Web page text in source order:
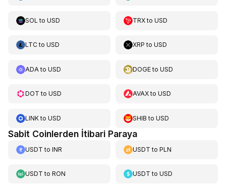
SOL to USD TRXtoUSD
LTCto USD XRP toUSD
ADA to USD DOGEtoUSD
DOT to USD AVAXtoUSD
LINKto USD SHIB toUSD
Sabit Coinlerden İtibari Paraya
USDT to INR USDT toPLN
USDT to RON USDT toUSD